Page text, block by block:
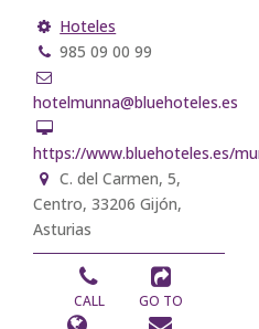
Hoteles
985 09 00 99
hotelmunna@bluehoteles.es
https://www.bluehoteles.es/
C. del Carmen, 5,
Centro, 33206 Gijón,
Asturias
CALL GO TO